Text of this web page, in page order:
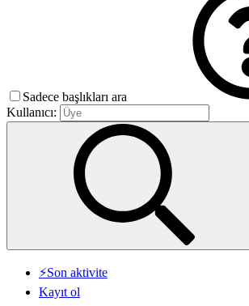
Sadece başlıkları ara
Kullanıcı:
⚡Son aktivite
Kayıt ol